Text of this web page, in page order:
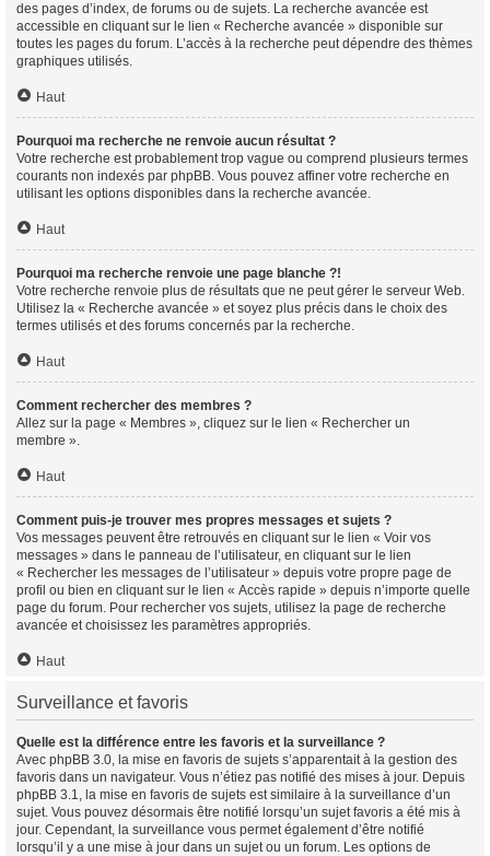
des pages d’index, de forums ou de sujets. La recherche avancée est
accessible en cliquant sur le lien « Recherche avancée » disponible sur
toutes les pages du forum. L’accès à la recherche peut dépendre des thèmes
graphiques utilisés.
Haut
Pourquoi ma recherche ne renvoie aucun résultat ?
Votre recherche est probablement trop vague ou comprend plusieurs termes
courants non indexés par phpBB. Vous pouvez affiner votre recherche en
utilisant les options disponibles dans la recherche avancée.
Haut
Pourquoi ma recherche renvoie une page blanche ?!
Votre recherche renvoie plus de résultats que ne peut gérer le serveur Web.
Utilisez la « Recherche avancée » et soyez plus précis dans le choix des
termes utilisés et des forums concernés par la recherche.
Haut
Comment rechercher des membres ?
Allez sur la page « Membres », cliquez sur le lien « Rechercher un
membre ».
Haut
Comment puis-je trouver mes propres messages et sujets ?
Vos messages peuvent être retrouvés en cliquant sur le lien « Voir vos
messages » dans le panneau de l’utilisateur, en cliquant sur le lien
« Rechercher les messages de l’utilisateur » depuis votre propre page de
profil ou bien en cliquant sur le lien « Accès rapide » depuis n’importe quelle
page du forum. Pour rechercher vos sujets, utilisez la page de recherche
avancée et choisissez les paramètres appropriés.
Haut
Surveillance et favoris
Quelle est la différence entre les favoris et la surveillance ?
Avec phpBB 3.0, la mise en favoris de sujets s’apparentait à la gestion des
favoris dans un navigateur. Vous n’étiez pas notifié des mises à jour. Depuis
phpBB 3.1, la mise en favoris de sujets est similaire à la surveillance d’un
sujet. Vous pouvez désormais être notifié lorsqu’un sujet favoris a été mis à
jour. Cependant, la surveillance vous permet également d’être notifié
lorsqu’il y a une mise à jour dans un sujet ou un forum. Les options de